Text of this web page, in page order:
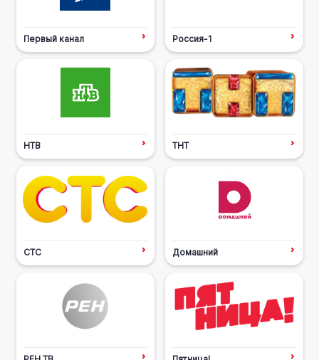
Первый канал Россия-1
НТВ ТНТ
СТС Домашний